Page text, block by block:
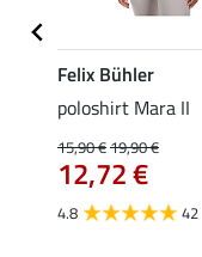
Felix Bühler
poloshirt Mara II
15,90 €19,90 €
12,72 €
4.8 42